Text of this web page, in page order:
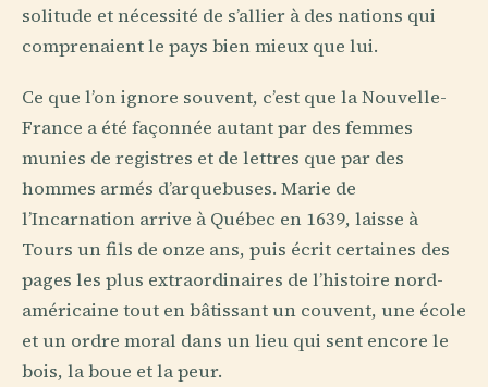
solitude et nécessité de s’allier à des nations qui
comprenaient le pays bien mieux que lui.
Ce que l’on ignore souvent, c’est que la Nouvelle-
France a été façonnée autant par des femmes
munies de registres et de lettres que par des
hommes armés d’arquebuses. Marie de
l’Incarnation arrive à Québec en 1639, laisse à
Tours un fils de onze ans, puis écrit certaines des
pages les plus extraordinaires de l’histoire nord-
américaine tout en bâtissant un couvent, une école
et un ordre moral dans un lieu qui sent encore le
bois, la boue et la peur.